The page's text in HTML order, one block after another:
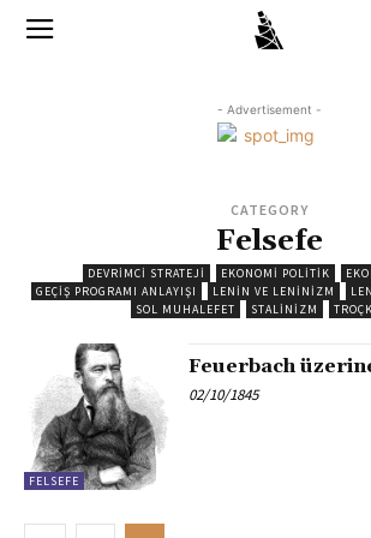
- Advertisement -
CATEGORY
Felsefe
DEVRIMCI STRATEJI EKONOMI POLITIK
GEÇIŞ PROGRAMI ANLAYIŞI
LENIN VE LENINIZM
SOL MUHALEFET
STALINIZM
FELSEFE
Feuerbach
02/10/1845